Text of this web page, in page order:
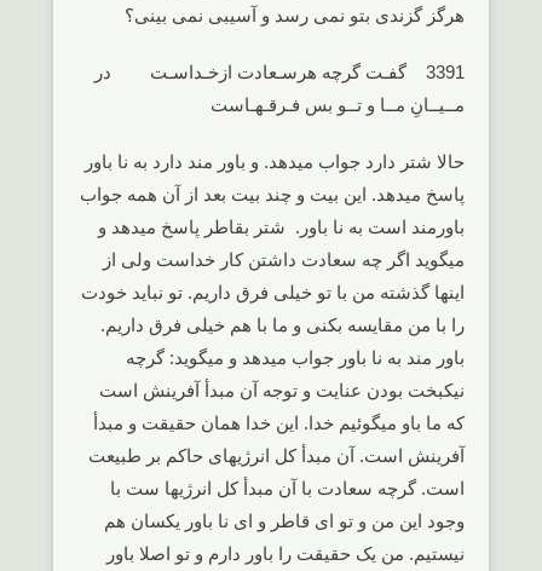
هرگز گزندی بتو نمی رسد و آسیبی نمی بینی؟
3391 گفـت گرچه هرسـعادت ازخـداسـت در
مــیــانِ مــا و تــو بس فـرقـهـاست
حالا شتر دارد جواب میدهد. و باور مند دارد به نا باور
پاسخ میدهد. این بیت و چند بیت بعد از آن همه جواب
باورمند است به نا باور. شتر بقاطر پاسخ میدهد و
میگوید اگر چه سعادت داشتن کار خداست ولی از
اینها گذشته من با تو خیلی فرق داریم. تو نباید خودت
را با من مقایسه بکنی و ما با هم خیلی فرق داریم.
باور مند به نا باور جواب میدهد و میگوید: گرچه
نیکبخت بودن عنایت و توجه آن مبدأ آفرینش است
که ما باو میگوئیم خدا. این خدا همان حقیقت و مبدأ
آفرینش است. آن مبدأ کل انرژیهای حاکم بر طبیعت
است. گرچه سعادت با آن مبدأ کل انرژیها ست با
وجود این من و تو ای قاطر و ای نا باور یکسان هم
نیستیم. من یک حقیقت را باور دارم و تو اصلا باور